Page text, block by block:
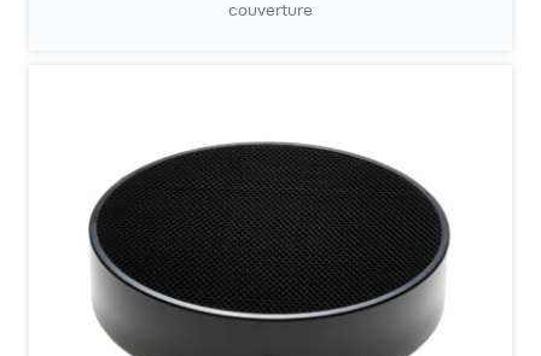
couverture